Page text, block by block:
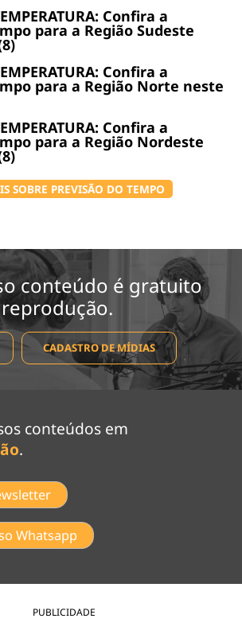
Confira a
para a Região Sudeste
Confira a
para a Região Norte neste
Confira a
para a Região Nordeste
SOBRE PREVISÃO DO TEMPO
conteúdo é gratuito
CADASTRO DE MÍDIAS
conteúdos em
.
Whatsapp
PUBLICIDADE